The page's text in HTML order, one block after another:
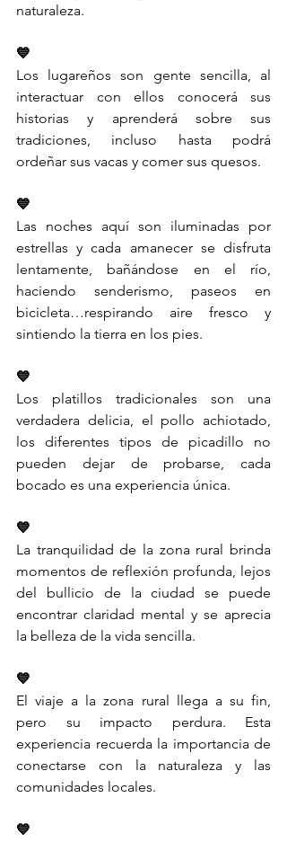
naturaleza.
💙
Los lugareños son gente sencilla, al
interactuar con ellos conocerá sus
historias y aprenderá sobre sus
tradiciones, incluso hasta podrá
ordeñar sus vacas y comer sus quesos.
💙
Las noches aquí son iluminadas por
estrellas y cada amanecer se disfruta
lentamente, bañándose en el río,
haciendo senderismo, paseos en
bicicleta…respirando aire fresco y
sintiendo la tierra en los pies.
💙
Los platillos tradicionales son una
verdadera delicia, el pollo achiotado,
los diferentes tipos de picadillo no
pueden dejar de probarse, cada
bocado es una experiencia única.
💙
La tranquilidad de la zona rural brinda
momentos de reflexión profunda, lejos
del bullicio de la ciudad se puede
encontrar claridad mental y se aprecia
la belleza de la vida sencilla.
💙
El viaje a la zona rural llega a su fin,
pero su impacto perdura. Esta
experiencia recuerda la importancia de
conectarse con la naturaleza y las
comunidades locales.
💙